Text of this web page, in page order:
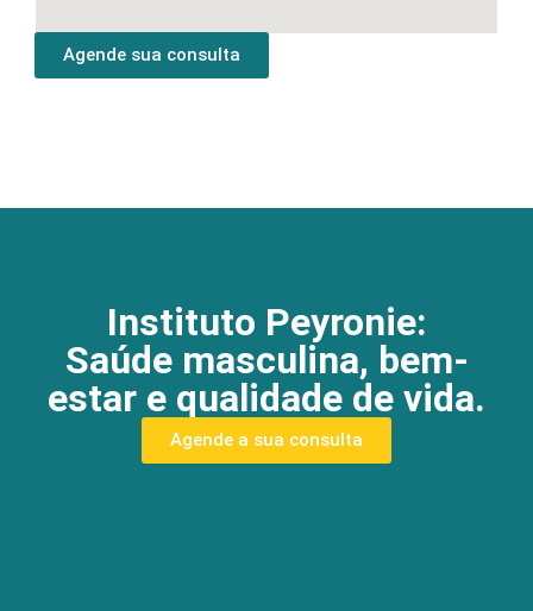
Agende sua consulta
Instituto Peyronie:
Saúde masculina, bem-
estar e qualidade de vida.
Agende a sua consulta